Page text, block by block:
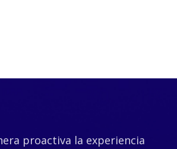
proactiva la experiencia